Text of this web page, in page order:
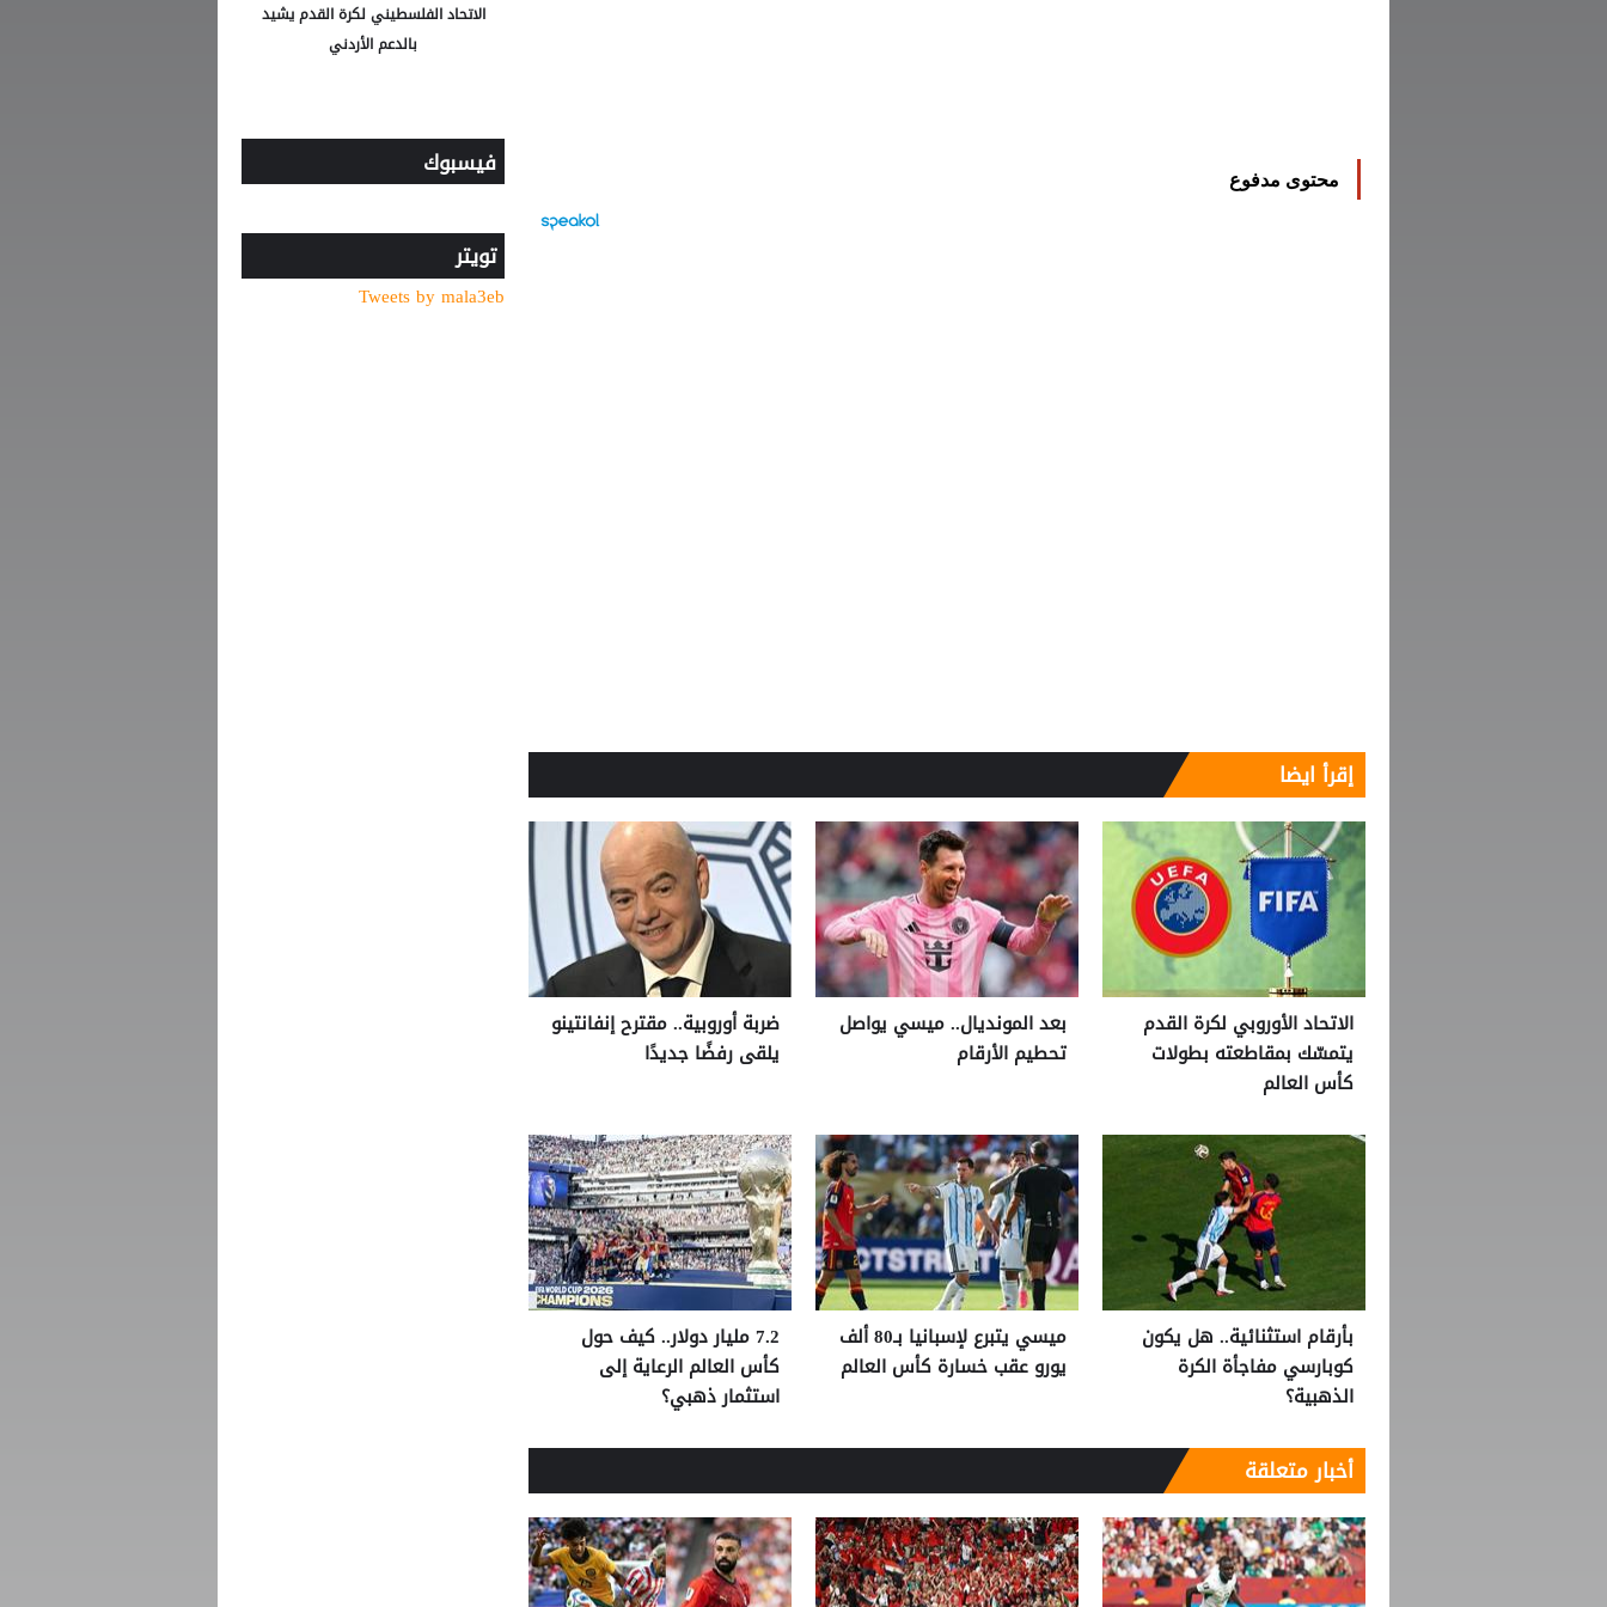
محتوى مدفوع
إقرأ ايضا
الاتحاد الأوروبي لكرة القدم
يتمسّك بمقاطعته بطولات
كأس العالم
بعد المونديال.. ميسي يواصل
تحطيم الأرقام
ضربة أوروبية.. مقترح إنفانتينو
يلقى رفضًا جديدًا
بأرقام استثنائية.. هل يكون
كوبارسي مفاجأة الكرة
الذهبية؟
ميسي يتبرع لإسبانيا بـ80 ألف
يورو عقب خسارة كأس العالم
7.2 مليار دولار.. كيف حول
كأس العالم الرعاية إلى
استثمار ذهبي؟
أخبار متعلقة
الاتحاد الفلسطيني لكرة القدم يشيد
بالدعم الأردني
فيسبوك
تويتر
Tweets by mala3eb